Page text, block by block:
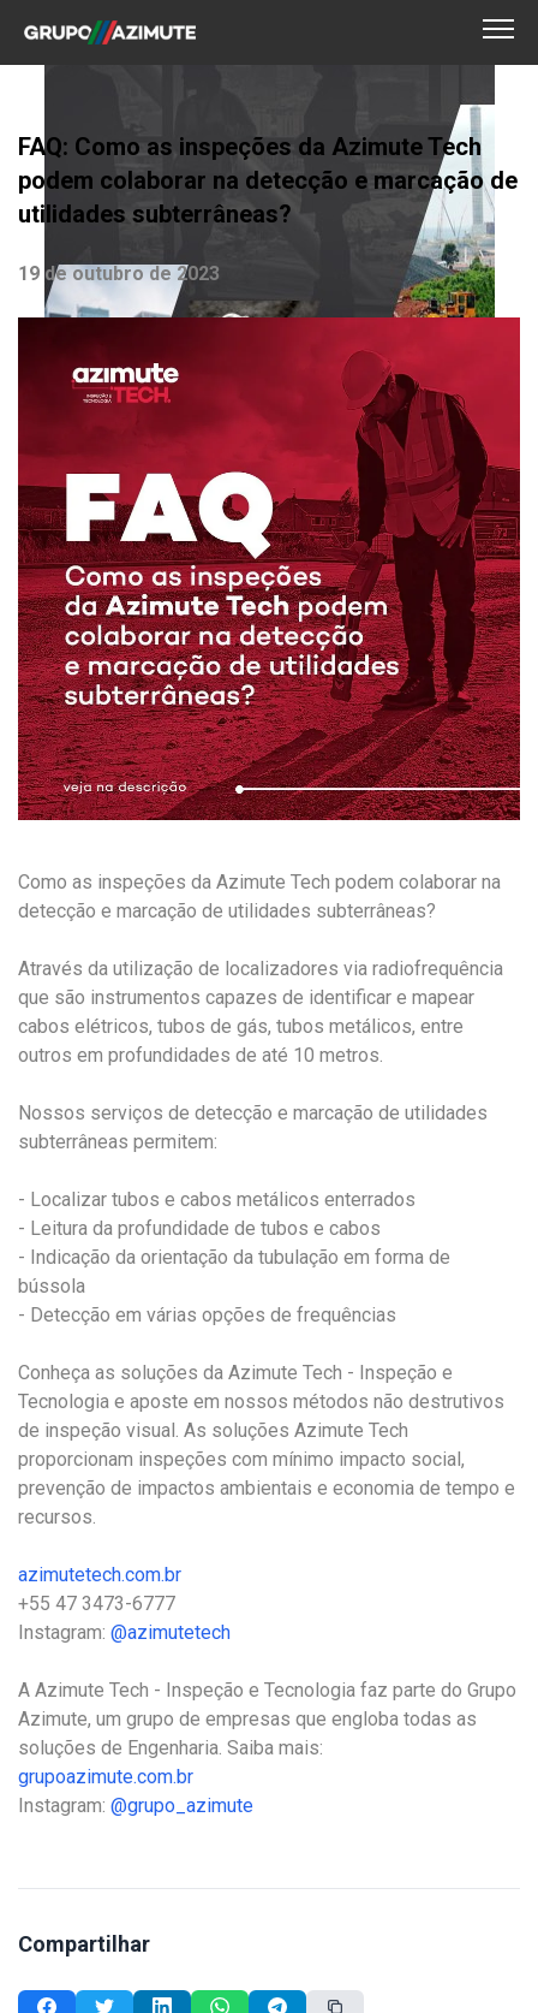
FAQ: Como as inspeções da Azimute Tech
podem colaborar na detecção e marcação de
utilidades subterrâneas?
19 de outubro de 2023
Como as inspeções da Azimute Tech podem colaborar na
detecção e marcação de utilidades subterrâneas?
Através da utilização de localizadores via radiofrequência
que são instrumentos capazes de identificar e mapear
cabos elétricos, tubos de gás, tubos metálicos, entre
outros em profundidades de até 10 metros.
Nossos serviços de detecção e marcação de utilidades
subterrâneas permitem:
- Localizar tubos e cabos metálicos enterrados
- Leitura da profundidade de tubos e cabos
- Indicação da orientação da tubulação em forma de
bússola
- Detecção em várias opções de frequências
Conheça as soluções da Azimute Tech - Inspeção e
Tecnologia e aposte em nossos métodos não destrutivos
de inspeção visual. As soluções Azimute Tech
proporcionam inspeções com mínimo impacto social,
prevenção de impactos ambientais e economia de tempo e
recursos.
azimutetech.com.br
+55 47 3473-6777⠀⠀
Instagram: @azimutetech
A Azimute Tech - Inspeção e Tecnologia faz parte do Grupo
Azimute, um grupo de empresas que engloba todas as
soluções de Engenharia. Saiba mais:
grupoazimute.com.br
Instagram: @grupo_azimute
Compartilhar